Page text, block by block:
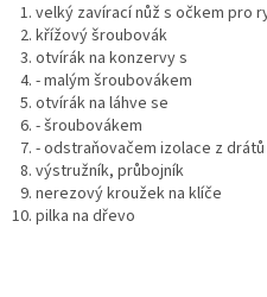
velký zavírací nůž s očkem pro
křížový šroubovák
otvírák na konzervy s
- malým šroubovákem
otvírák na láhve se
- šroubovákem
- odstraňovačem izolace z drátů
výstružník, průbojník
nerezový kroužek na klíče
pilka na dřevo